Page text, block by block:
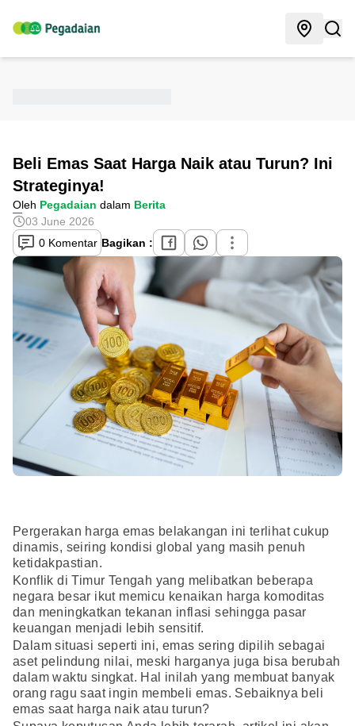
Beli Emas Saat Harga Naik atau Turun? Ini
Strateginya!
Oleh Pegadaian dalam Berita
03 June 2026
0 Komentar Bagikan :
Pergerakan harga emas belakangan ini terlihat cukup
dinamis, seiring kondisi global yang masih penuh
ketidakpastian.
Konflik di Timur Tengah yang melibatkan beberapa
negara besar ikut memicu kenaikan harga komoditas
dan meningkatkan tekanan inflasi sehingga pasar
keuangan menjadi lebih sensitif.
Dalam situasi seperti ini, emas sering dipilih sebagai
aset pelindung nilai, meski harganya juga bisa berubah
dalam waktu singkat. Hal inilah yang membuat banyak
orang ragu saat ingin membeli emas. Sebaiknya beli
emas saat harga naik atau turun?